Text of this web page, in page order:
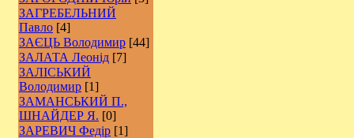
ЗАГРЕБЕЛЬНИЙ
Павло [4]
ЗАЄЦЬ Володимир [44]
ЗАЛАТА Леонід [7]
ЗАЛІСЬКИЙ
Володимир [1]
ЗАМАНСЬКИЙ П.,
ШНАЙДЕР Я. [0]
ЗАРЕВИЧ Федір [1]